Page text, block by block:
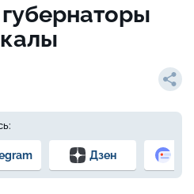
Дзен